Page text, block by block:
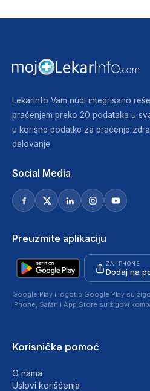
LekarInfo Vam nudi integrisano
praćenjem preko 20 podataka u
u korisne podatke za praćenje
delovanje.
Social Media
Preuzmite aplikaciju
ZA IPHONE
Dodaj na
Google Play i logotip Google Play su
iPhone, Safari i App Store su žigovi
Korisnička pomoć
O nama
Uslovi korišćenja